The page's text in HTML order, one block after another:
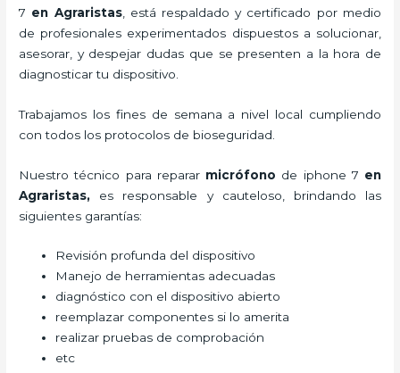
7 en Agraristas, está respaldado y certificado por medio
de profesionales experimentados dispuestos a solucionar,
asesorar, y despejar dudas que se presenten a la hora de
diagnosticar tu dispositivo.
Trabajamos los fines de semana a nivel local cumpliendo
con todos los protocolos de bioseguridad.
Nuestro técnico para reparar micrófono de iphone 7 en
Agraristas, es responsable y cauteloso, brindando las
siguientes garantías:
Revisión profunda del dispositivo
Manejo de herramientas adecuadas
diagnóstico con el dispositivo abierto
reemplazar componentes si lo amerita
realizar pruebas de comprobación
etc